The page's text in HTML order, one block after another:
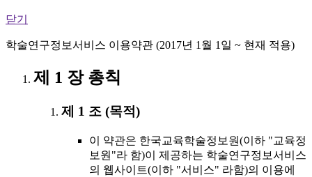
닫기
학술연구정보서비스 이용약관 (2017년 1월 1일 ~ 현재 적용)
제 1 장 총칙
제 1 조 (목적)
이 약관은 한국교육학술정보원(이하 "교육정
보원"라 함)이 제공하는 학술연구정보서비스
의 웹사이트(이하 "서비스" 라함)의 이용에